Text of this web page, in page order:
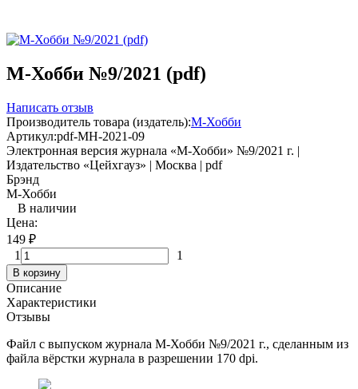
М-Хобби №9/2021 (pdf)
Написать отзыв
Производитель товара (издатель):М-Хобби
Артикул:pdf-MH-2021-09
Электронная версия журнала «М-Хобби» №9/2021 г. |
Издательство «Цейхгауз» | Москва | pdf
Брэнд
М-Хобби
В наличии
Цена:
149 ₽
1
1
В корзину
Описание
Характеристики
Отзывы
Файл с выпуском журнала М-Хобби №9/2021 г., сделанным из
файла вёрстки журнала в разрешении 170 dpi.